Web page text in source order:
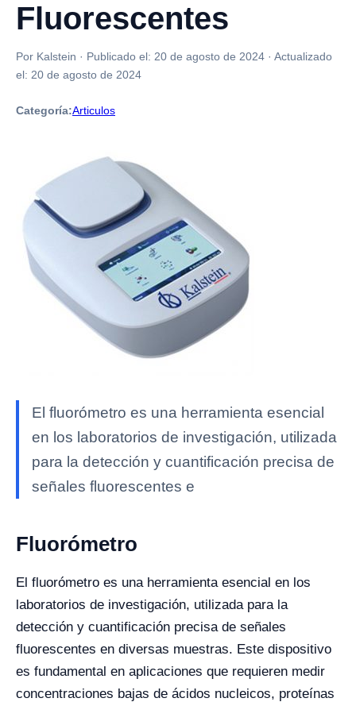
Fluorescentes
Por Kalstein · Publicado el: 20 de agosto de 2024 · Actualizado
el: 20 de agosto de 2024
Categoría:Articulos
El fluorómetro es una herramienta esencial
en los laboratorios de investigación, utilizada
para la detección y cuantificación precisa de
señales fluorescentes e
Fluorómetro
El fluorómetro es una herramienta esencial en los
laboratorios de investigación, utilizada para la
detección y cuantificación precisa de señales
fluorescentes en diversas muestras. Este dispositivo
es fundamental en aplicaciones que requieren medir
concentraciones bajas de ácidos nucleicos, proteínas